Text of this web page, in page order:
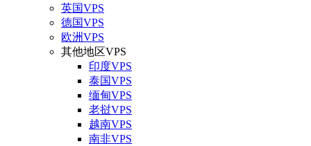
英国VPS
德国VPS
欧洲VPS
其他地区VPS
印度VPS
泰国VPS
缅甸VPS
老挝VPS
越南VPS
南非VPS